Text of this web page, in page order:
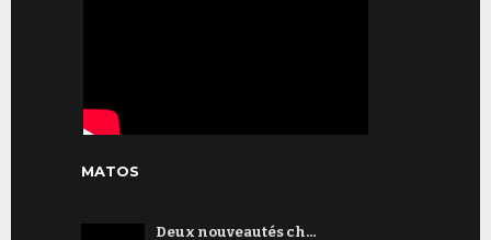
MATOS
Deux nouveautés ch…